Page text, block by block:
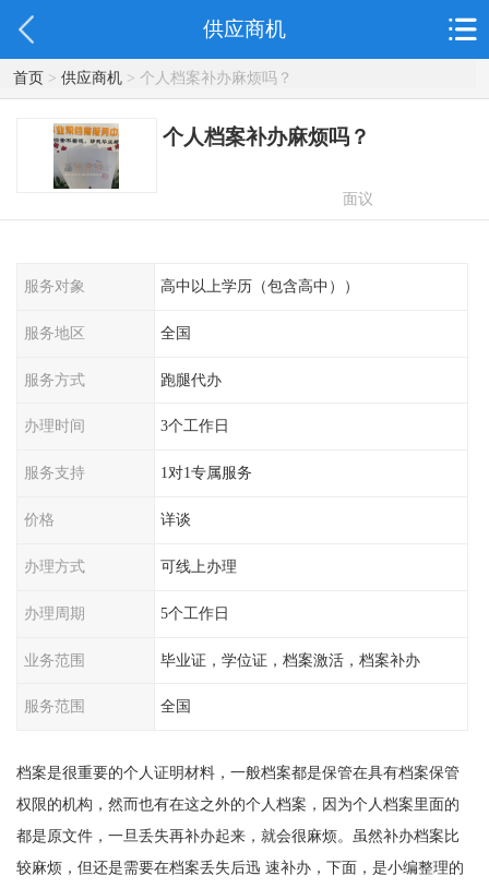
供应商机
首页> 供应商机> 个人档案补办麻烦吗？
个人档案补办麻烦吗？
面议
服务对象 高中以上学历（包含高中））
服务地区 全国
服务方式 跑腿代办
办理时间 3个工作日
服务支持 1对1专属服务
价格 详谈
办理方式 可线上办理
办理周期 5个工作日
业务范围 毕业证，学位证，档案激活，档案补办
服务范围 全国
档案是很重要的个人证明材料，一般档案都是保管在具有档案保管
权限的机构，然而也有在这之外的个人档案，因为个人档案里面的
都是原文件，一旦丢失再补办起来，就会很麻烦。虽然补办档案比
较麻烦，但还是需要在档案丢失后迅 速补办，下面，是小编整理的